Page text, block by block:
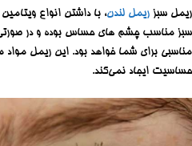
ریمل سبز ریمل لندن، با داشتن انواع
سبز مناسب چشم های حساس بوده و در صورتی
مناسبی برای شما خواهد بود. این ریمل مواد
حساسیت ایجاد نمی‌کند.